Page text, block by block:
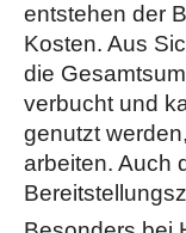
entstehen der
Kosten. Aus
die
verbucht und
genutzt
arbeiten. Auch